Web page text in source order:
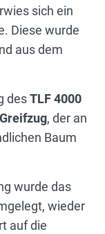
sich ein
Diese wurde
aus dem
desTLF 4000
Greifzug, der an
Baum
wurde das
wieder
auf die